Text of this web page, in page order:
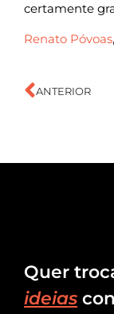
certamente
Renato Póvoas,
ANTERIOR
Quer
ideias